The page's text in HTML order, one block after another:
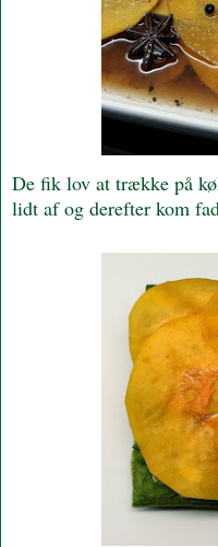
De fik lov at trække på
lidt af og derefter kom